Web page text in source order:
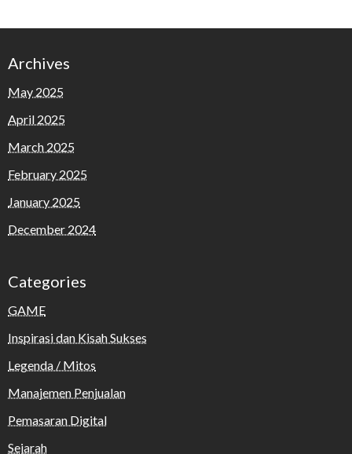
Archives
May 2025
April 2025
March 2025
February 2025
January 2025
December 2024
Categories
GAME
Inspirasi dan Kisah Sukses
Legenda / Mitos
Manajemen Penjualan
Pemasaran Digital
Sejarah